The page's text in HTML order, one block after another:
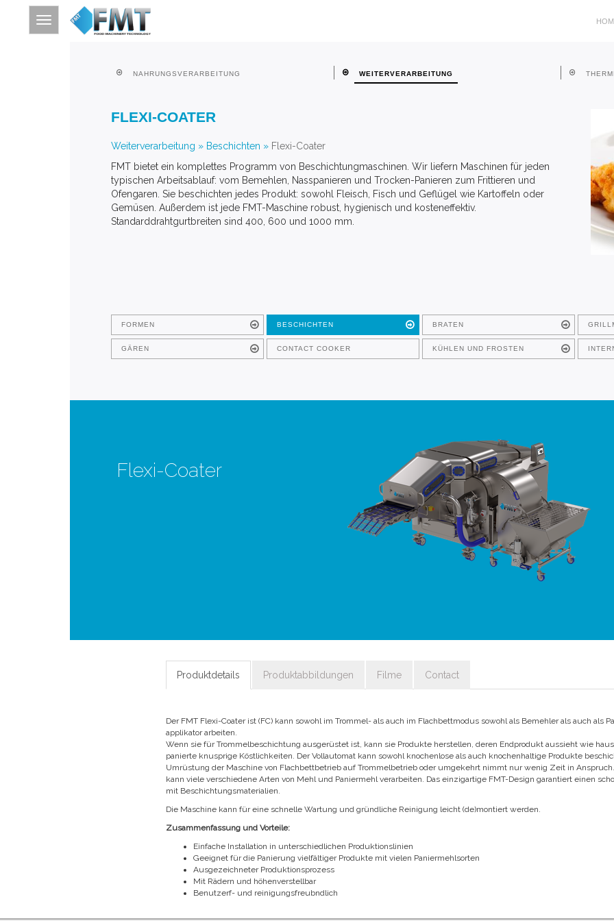
NAHRUNGSVERARBEITUNG
THERMISCHE VERARBEITUNG
NAHRUNGSVERARBEITUNG WEITERVERARBEITUNG
FLEXI-COATER
Weiterverarbeitung » Beschichten » Flexi-Coater
FMT bietet ein komplettes Programm von Beschichtungmaschinen. Wir liefern Maschinen für jeden
typischen Arbeitsablauf: vom Bemehlen, Nasspanieren und Trocken-Panieren zum Frittieren und
Ofengaren. Sie beschichten jedes Produkt: sowohl Fleisch, Fisch und Geflügel wie Kartoffeln oder
Gemüsen. Außerdem ist jede FMT-Maschine robust, hygienisch und kosteneffektiv.
Standarddrahtgurtbreiten sind 400, 600 und 1000 mm.
FORMEN BESCHICHTEN BRATEN
GÄREN CONTACT COOKER KÜHLEN UND FROSTEN
Flexi-Coater
Produktdetails Produktabbildungen Filme Contact
Der FMT Flexi-Coater ist (FC) kann sowohl im Trommel- als auch im Flachbettmodus sowohl als Bemehler als auch als
applikator arbeiten.
Wenn sie für Trommelbeschichtung ausgerüstet ist, kann sie Produkte herstellen, deren Endprodukt aussieht wie
panierte knusprige Köstlichkeiten. Der Vollautomat kann sowohl knochenlose als auch knochenhaltige Produkte
Umrüstung der Maschine von Flachbettbetrieb auf Trommelbetrieb oder umgekehrt nimmt nur wenig Zeit in
kann viele verschiedene Arten von Mehl und Paniermehl verarbeiten. Das einzigartige FMT-Design garantiert einen
mit Beschichtungsmaterialien.
Die Maschine kann für eine schnelle Wartung und gründliche Reinigung leicht (de)montiert werden.
Zusammenfassung und Vorteile:
Einfache Installation in unterschiedlichen Produktionslinien
Geeignet für die Panierung vielfältiger Produkte mit vielen Paniermehlsorten
Ausgezeichneter Produktionsprozess
Mit Rädern und höhenverstellbar
Benutzerf- und reinigungsfreubndlich